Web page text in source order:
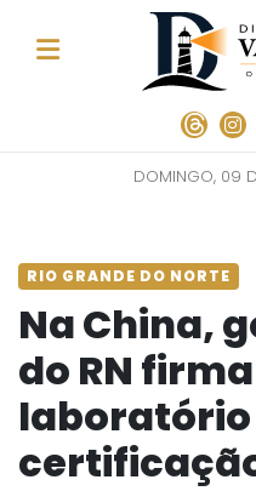
DOMINGO, 09
RIO GRANDE DO NORTE
Na China,
do RN
laboratório